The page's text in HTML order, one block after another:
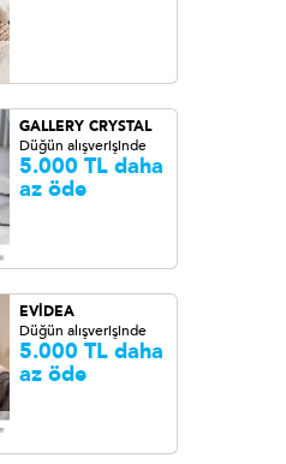
GALLERY CRYSTAL
Düğün alışverişinde
5.000 TL daha
az öde
EVİDEA
Düğün alışverişinde
5.000 TL daha
az öde